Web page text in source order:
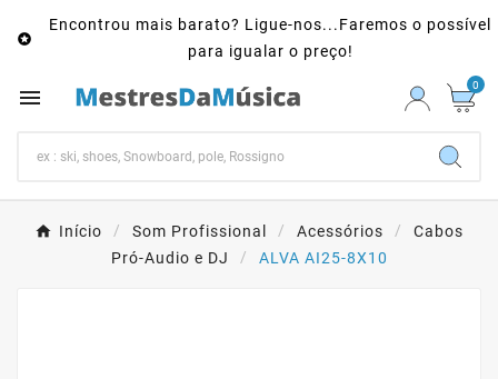

Encontrou mais barato? Ligue-nos...Faremos o possível
para igualar o preço!
 0
Início Som Profissional Acessórios
Cabos
Pró-Audio e DJ
ALVA AI25-8X10